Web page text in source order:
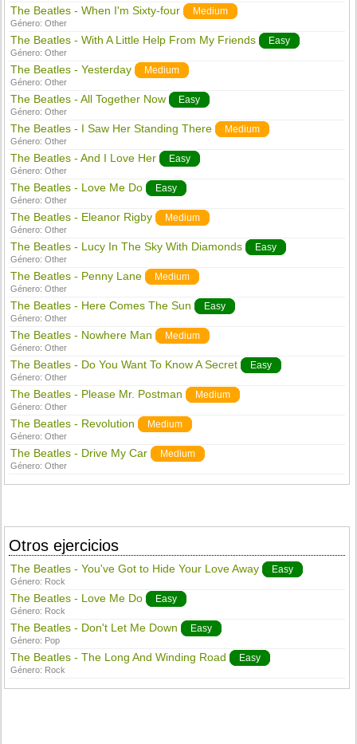
The Beatles - When I'm Sixty-four Medium
Género:Other
The Beatles - With A Little Help From My Friends Easy
Género:Other
The Beatles - Yesterday Medium
Género:Other
The Beatles - All Together Now Easy
Género:Other
The Beatles - I Saw Her Standing There Medium
Género:Other
The Beatles - And I Love Her Easy
Género:Other
The Beatles - Love Me Do Easy
Género:Other
The Beatles - Eleanor Rigby Medium
Género:Other
The Beatles - Lucy In The Sky With Diamonds Easy
Género:Other
The Beatles - Penny Lane Medium
Género:Other
The Beatles - Here Comes The Sun Easy
Género:Other
The Beatles - Nowhere Man Medium
Género:Other
The Beatles - Do You Want To Know A Secret Easy
Género:Other
The Beatles - Please Mr. Postman Medium
Género:Other
The Beatles - Revolution Medium
Género:Other
The Beatles - Drive My Car Medium
Género:Other
Otros ejercicios
The Beatles - You've Got to Hide Your Love Away Easy
Género: Rock
The Beatles - Love Me Do Easy
Género: Rock
The Beatles - Don't Let Me Down Easy
Género: Pop
The Beatles - The Long And Winding Road Easy
Género: Rock